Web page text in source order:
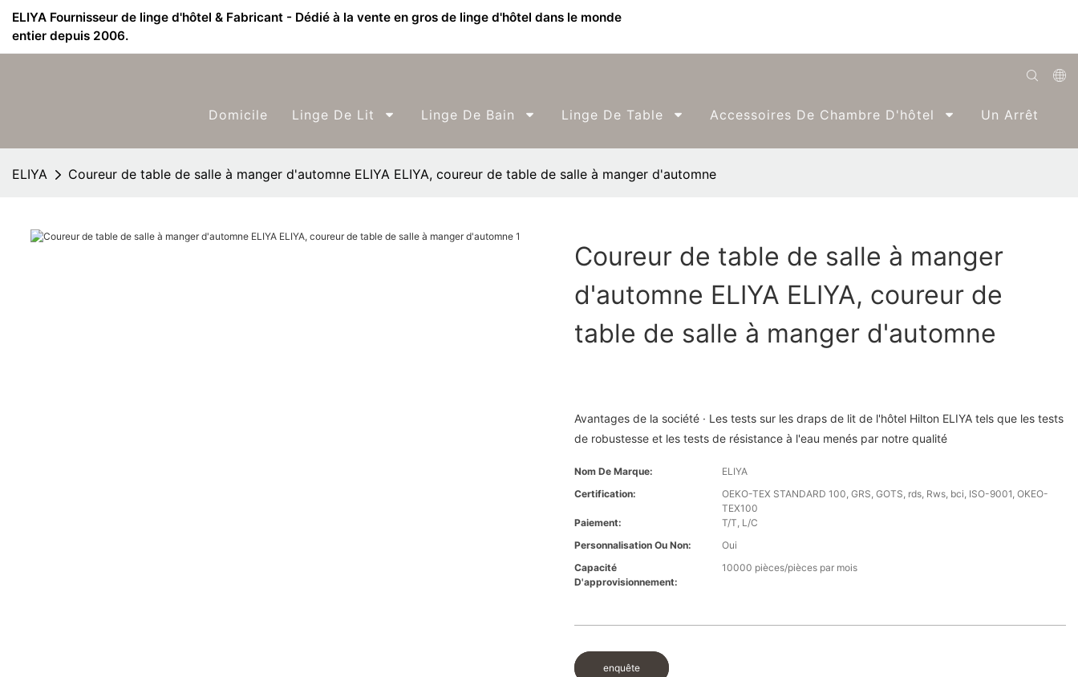
ELIYA Fournisseur de linge d'hôtel & Fabricant - Dédié à la vente en gros de linge d'hôtel dans le monde
entier depuis 2006.
Bahasa Indonesia
Français
Domicile Linge De Lit Linge De Bain Linge De Table Accessoires De Chambre D'hôtel Un Arrêt
ELIYA Coureur de table de salle à manger d'automne ELIYA ELIYA, coureur de table de salle à manger d'automne
Coureur de table de salle à manger
d'automne ELIYA ELIYA, coureur de
table de salle à manger d'automne
Avantages de la société · Les tests sur les draps de lit de l'hôtel Hilton ELIYA tels que les tests
de robustesse et les tests de résistance à l'eau menés par notre qualité
Nom De Marque:
ELIYA
Certification:
OEKO-TEX STANDARD 100, GRS, GOTS, rds, Rws, bci, ISO-9001, OKEO-
TEX100
Paiement:
T/T, L/C
Personnalisation Ou Non:
Oui
Capacité
D'approvisionnement:
10000 pièces/pièces par mois
enquête